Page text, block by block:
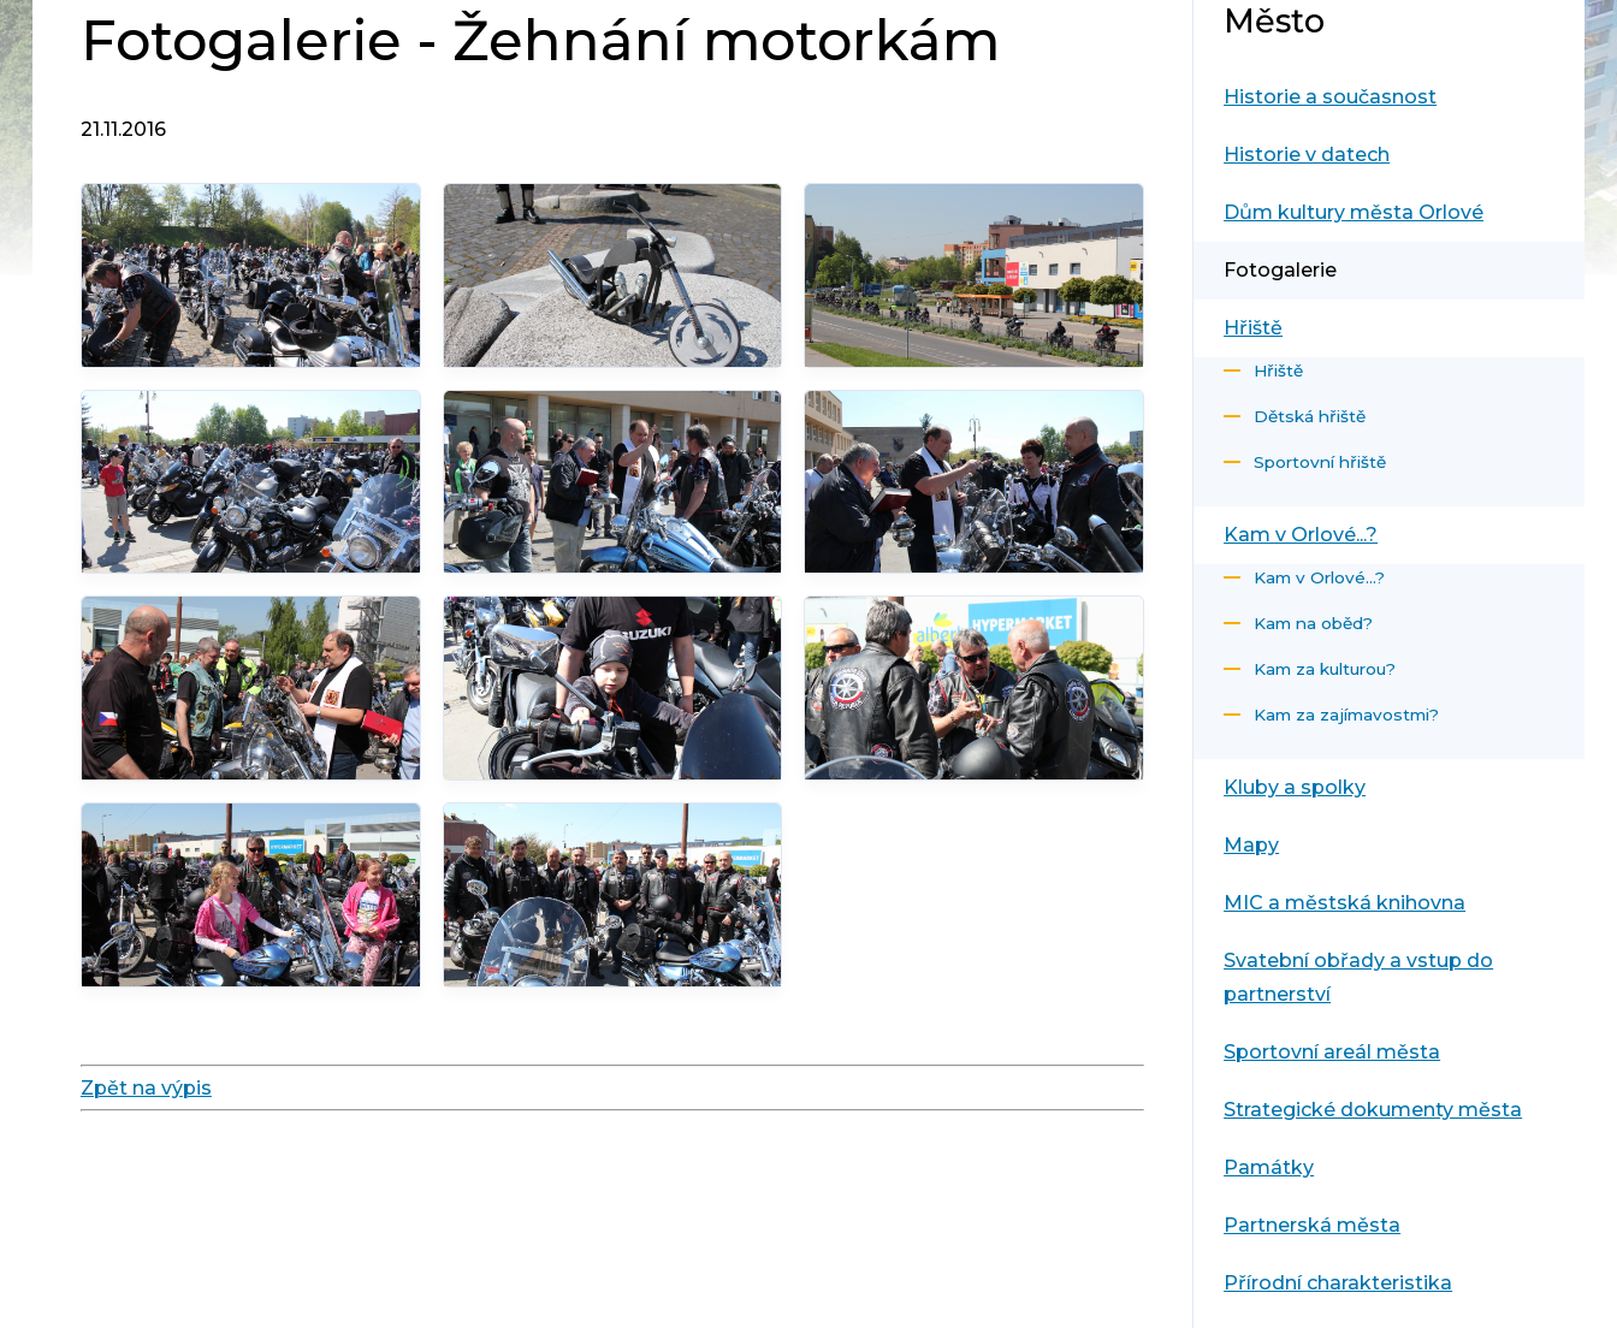
Fotogalerie - Žehnání motorkám
21.11.2016
Zpět na výpis
Město
Historie a současnost
Historie v datech
Dům kultury města Orlové
Fotogalerie
Hřiště
Hřiště
Dětská hřiště
Sportovní hřiště
Kam v Orlové...?
Kam v Orlové...?
Kam na oběd?
Kam za kulturou?
Kam za zajímavostmi?
Kluby a spolky
Mapy
MIC a městská knihovna
Svatební obřady a vstup do
partnerství
Sportovní areál města
Strategické dokumenty města
Památky
Partnerská města
Přírodní charakteristika